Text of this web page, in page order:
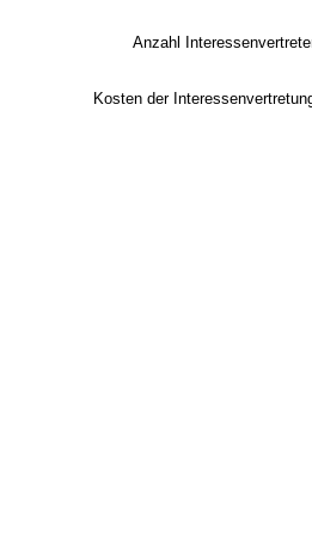
Anzahl
Kosten der